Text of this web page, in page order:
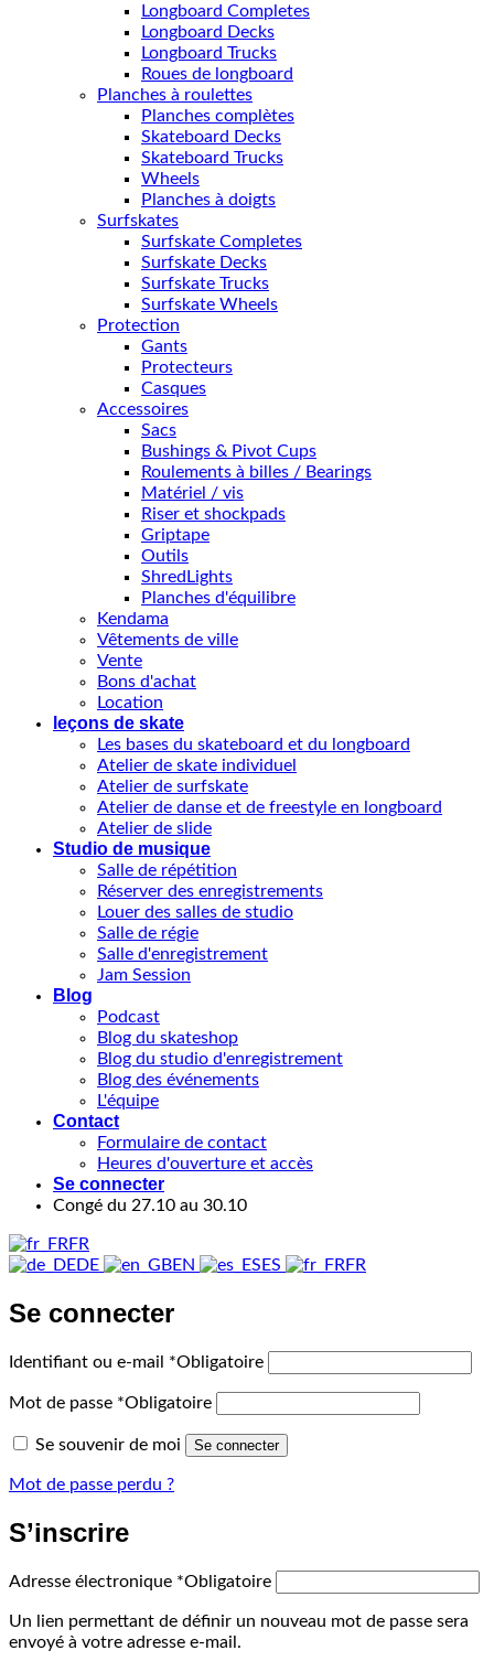
Longboard Completes
Longboard Decks
Longboard Trucks
Roues de longboard
Planches à roulettes
Planches complètes
Skateboard Decks
Skateboard Trucks
Wheels
Planches à doigts
Surfskates
Surfskate Completes
Surfskate Decks
Surfskate Trucks
Surfskate Wheels
Protection
Gants
Protecteurs
Casques
Accessoires
Sacs
Bushings & Pivot Cups
Roulements à billes / Bearings
Matériel / vis
Riser et shockpads
Griptape
Outils
ShredLights
Planches d'équilibre
Kendama
Vêtements de ville
Vente
Bons d'achat
Location
leçons de skate
Les bases du skateboard et du longboard
Atelier de skate individuel
Atelier de surfskate
Atelier de danse et de freestyle en longboard
Atelier de slide
Studio de musique
Salle de répétition
Réserver des enregistrements
Louer des salles de studio
Salle de régie
Salle d'enregistrement
Jam Session
Blog
Podcast
Blog du skateshop
Blog du studio d'enregistrement
Blog des événements
L'équipe
Contact
Formulaire de contact
Heures d'ouverture et accès
Se connecter
Congé du 27.10 au 30.10
FR
DE
EN ES FR
Se connecter
Identifiant ou e-mail *Obligatoire
Mot de passe *Obligatoire
Se souvenir de moi Se connecter
Mot de passe perdu ?
S’inscrire
Adresse électronique *Obligatoire
Un lien permettant de définir un nouveau mot de passe sera
envoyé à votre adresse e-mail.